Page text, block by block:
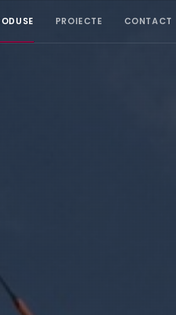
PROIECTE CONTACT